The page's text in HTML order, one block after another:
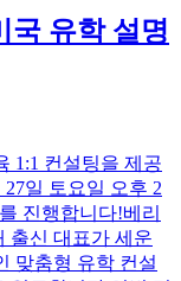
국 유학 설명
1:1 컨설팅을 제공
일 토요일 오후 2
진행합니다! ​ ​ 베리
출신 대표가 세운
맞춤형 유학 컨설